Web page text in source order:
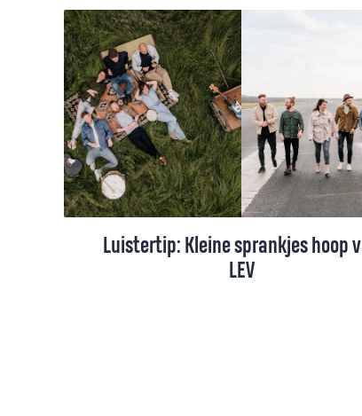
Aan de vooravond van de Tweede
Kamerverkiezingen beluisterde
Snaterse het album Elementory Force
de Middelburgse folkgroep Sunshine
Cleaners. Het is een eerbetoon aan
Hillesum.
Luistertip: Kleine sprankjes hoop
LEV